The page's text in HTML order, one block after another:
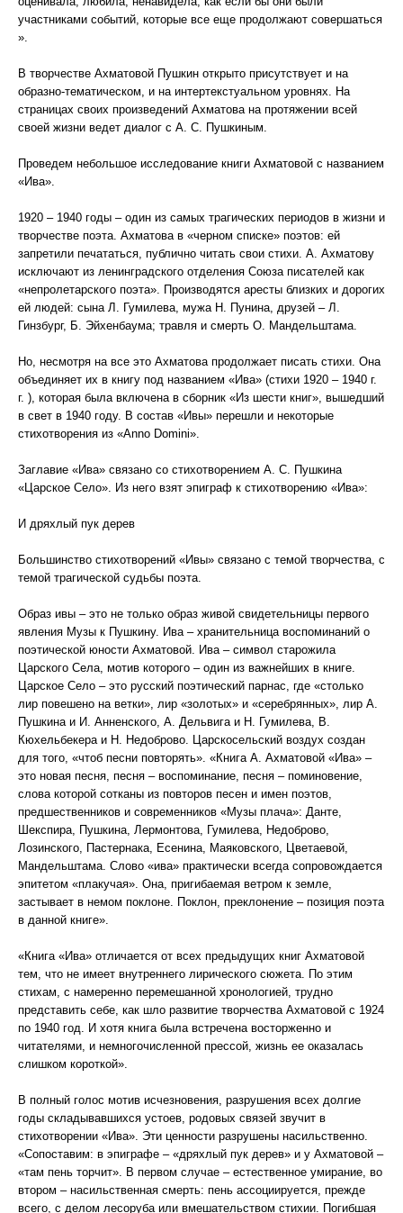
участниками событий, которые все еще продолжают совершаться
».
В творчестве Ахматовой Пушкин открыто присутствует и на
образно-тематическом, и на интертекстуальном уровнях. На
страницах своих произведений Ахматова на протяжении всей
своей жизни ведет диалог с А. С. Пушкиным.
Проведем небольшое исследование книги Ахматовой с названием
«Ива».
1920 – 1940 годы – один из самых трагических периодов в жизни и
творчестве поэта. Ахматова в «черном списке» поэтов: ей
запретили печататься, публично читать свои стихи. А. Ахматову
исключают из ленинградского отделения Союза писателей как
«непролетарского поэта». Производятся аресты близких и дорогих
ей людей: сына Л. Гумилева, мужа Н. Пунина, друзей – Л.
Гинзбург, Б. Эйхенбаума; травля и смерть О. Мандельштама.
Но, несмотря на все это Ахматова продолжает писать стихи. Она
объединяет их в книгу под названием «Ива» (стихи 1920 – 1940 г.
г. ), которая была включена в сборник «Из шести книг», вышедший
в свет в 1940 году. В состав «Ивы» перешли и некоторые
стихотворения из «Anno Domini».
Заглавие «Ива» связано со стихотворением А. С. Пушкина
«Царское Село». Из него взят эпиграф к стихотворению «Ива»:
И дряхлый пук дерев
Большинство стихотворений «Ивы» связано с темой творчества, с
темой трагической судьбы поэта.
Образ ивы – это не только образ живой свидетельницы первого
явления Музы к Пушкину. Ива – хранительница воспоминаний о
поэтической юности Ахматовой. Ива – символ старожила
Царского Села, мотив которого – один из важнейших в книге.
Царское Село – это русский поэтический парнас, где «столько
лир повешено на ветки», лир «золотых» и «серебрянных», лир А.
Пушкина и И. Анненского, А. Дельвига и Н. Гумилева, В.
Кюхельбекера и Н. Недоброво. Царскосельский воздух создан
для того, «чтоб песни повторять». «Книга А. Ахматовой «Ива» –
это новая песня, песня – воспоминание, песня – поминовение,
слова которой сотканы из повторов песен и имен поэтов,
предшественников и современников «Музы плача»: Данте,
Шекспира, Пушкина, Лермонтова, Гумилева, Недоброво,
Лозинского, Пастернака, Есенина, Маяковского, Цветаевой,
Мандельштама. Слово «ива» практически всегда сопровождается
эпитетом «плакучая». Она, пригибаемая ветром к земле,
застывает в немом поклоне. Поклон, преклонение – позиция поэта
в данной книге».
«Книга «Ива» отличается от всех предыдущих книг Ахматовой
тем, что не имеет внутреннего лирического сюжета. По этим
стихам, с намеренно перемешанной хронологией, трудно
представить себе, как шло развитие творчества Ахматовой с 1924
по 1940 год. И хотя книга была встречена восторженно и
читателями, и немногочисленной прессой, жизнь ее оказалась
слишком короткой».
В полный голос мотив исчезновения, разрушения всех долгие
годы складывавшихся устоев, родовых связей звучит в
стихотворении «Ива». Эти ценности разрушены насильственно.
«Сопоставим: в эпиграфе – «дряхлый пук дерев» и у Ахматовой –
«там пень торчит». В первом случае – естественное умирание, во
втором – насильственная смерть: пень ассоциируется, прежде
всего, с делом лесоруба или вмешательством стихии. Погибшая